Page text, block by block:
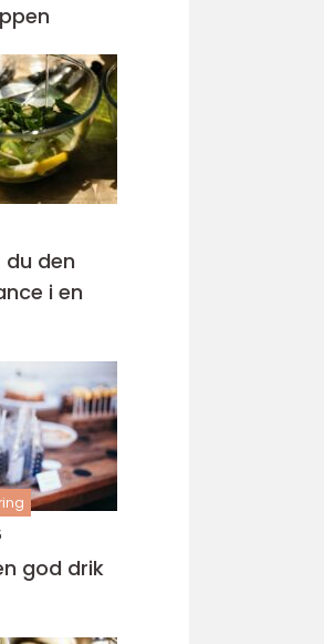
du den
i en
god drik